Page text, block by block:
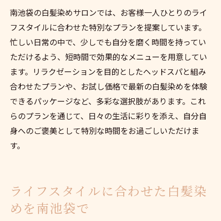
南池袋の白髪染めサロンでは、お客様一人ひとりのライ
フスタイルに合わせた特別なプランを提案しています。
忙しい日常の中で、少しでも自分を磨く時間を持ってい
ただけるよう、短時間で効果的なメニューを用意してい
ます。リラクゼーションを目的としたヘッドスパと組み
合わせたプランや、お試し価格で最新の白髪染めを体験
できるパッケージなど、多彩な選択肢があります。これ
らのプランを通じて、日々の生活に彩りを添え、自分自
身へのご褒美として特別な時間をお過ごしいただけま
す。
ライフスタイルに合わせた白髪染
めを南池袋で